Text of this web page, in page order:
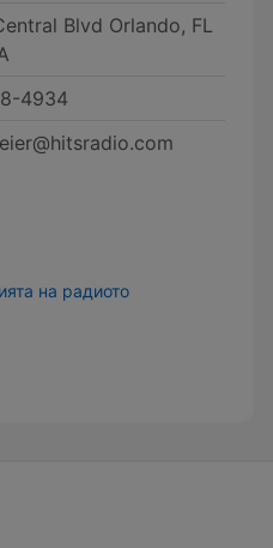
Blvd Orlando, FL
4934
на радиото